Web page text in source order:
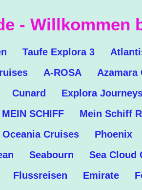
- Willkommen
Taufe Explora 3
A-ROSA
Azamara
Cunard
Explora
MEIN SCHIFF
Mein Schiff
Oceania Cruises
Phoenix
Seabourn
Sea Cloud
Flussreisen Emirate